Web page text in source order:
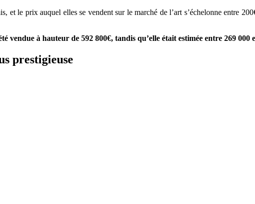
et le prix auquel elles se vendent sur le marché de l’art s’échelonne entre
vendue à hauteur de 592 800€, tandis qu’elle était estimée entre 269 000
prestigieuse